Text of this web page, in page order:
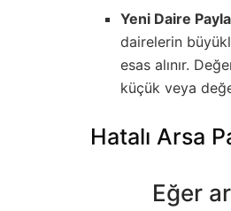
Yeni Daire
dairelerin
esas alınır.
küçük veya
Hatalı Arsa
Eğer